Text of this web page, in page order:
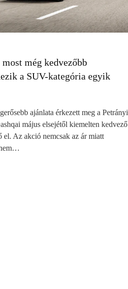
még kedvezőbb
a SUV-kategória egyik
ajánlata érkezett meg a Petrányi
május elsejétől kiemelten kedvező
el. Az akció nemcsak az ár miatt